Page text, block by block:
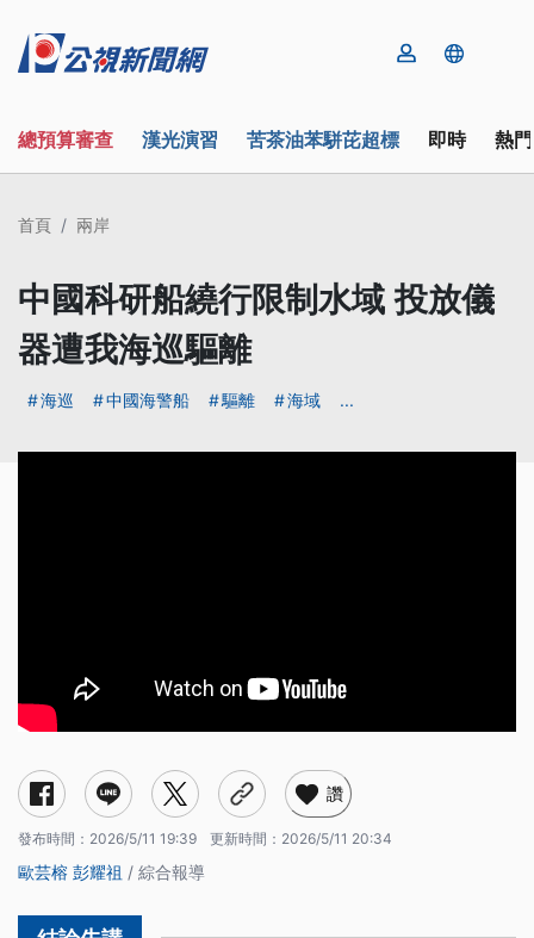
總預算審查 漢光演習 苦茶油苯駢芘超標 即時 熱
首頁 兩岸
中國科研船繞行限制水域 投放儀
器遭我海巡驅離
海巡 中國海警船 驅離 海域 ...
讚
發布時間： 2026/5/11 19:39 更新時間： 2026/5/11 20:34
歐芸榕 彭耀祖 / 綜合報導